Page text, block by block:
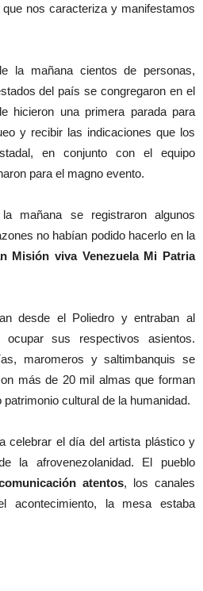
nos caracteriza y manifestamos
la mañana cientos de personas,
del país se congregaron en el
hicieron una primera parada para
y recibir las indicaciones que los
en conjunto con el equipo
para el magno evento.
mañana se registraron algunos
no habían podido hacerlo en la
Misión viva Venezuela Mi Patria
desde el Poliedro y entraban al
ocupar sus respectivos asientos.
maromeros y saltimbanquis se
más de 20 mil almas que forman
cultural de la humanidad.
celebrar el día del artista plástico y
la afrovenezolanidad. El pueblo
atentos, los canales
acontecimiento, la mesa estaba